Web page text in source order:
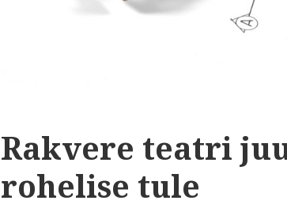
Rakvere teatri
rohelise tule